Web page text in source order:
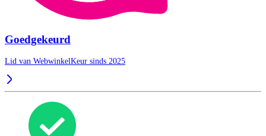
Goedgekeurd
Lid van WebwinkelKeur sinds 2025